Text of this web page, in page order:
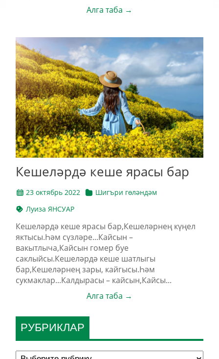
Алга таба →
Кешеләрдә кеше ярасы бар
23 октябрь 2022
Шигъри гөләндәм
Луиза ЯНСУАР
Кешеләрдә кеше ярасы бар,Кешеләрнең күңел
яктысы.Һәм сүзләре...Кайсын –
вакытлыча,Кайсын гомер буе
саклыйсы.Кешеләрдә кеше шатлыгы
бар,Кешеләрнең зары, кайгысы.Һәм
сукмаклар...Калдырасы – кайсын,Кайсы...
Алга таба →
РУБРИКЛАР